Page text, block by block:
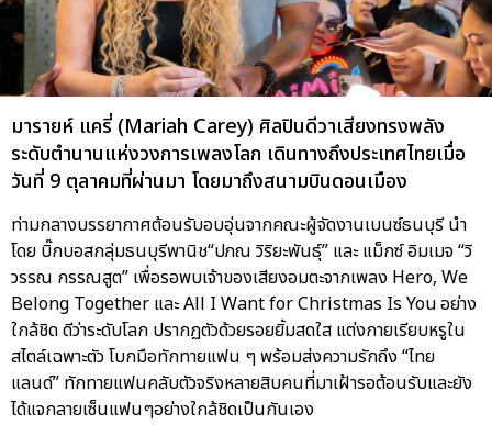
มารายห์ แครี่ (Mariah Carey) ศิลปินดีวาเสียงทรงพลัง
ระดับตำนานแห่งวงการเพลงโลก เดินทางถึงประเทศไทยเมื่อ
วันที่ 9 ตุลาคมที่ผ่านมา โดยมาถึงสนามบินดอนเมือง
ท่ามกลางบรรยากาศต้อนรับอบอุ่นจากคณะผู้จัดงานเบนซ์ธนบุรี นำ
โดย บิ๊กบอสกลุ่มธนบุรีพานิช“ปภณ วิริยะพันธุ์” และ แม็กซ์ อิมเมจ “วิ
วรรณ กรรณสูต” เพื่อรอพบเจ้าของเสียงอมตะจากเพลง Hero, We
Belong Together และ All I Want for Christmas Is You อย่าง
ใกล้ชิด ดีว่าระดับโลก ปรากฏตัวด้วยรอยยิ้มสดใส แต่งกายเรียบหรูใน
สไตล์เฉพาะตัว โบกมือทักทายแฟน ๆ พร้อมส่งความรักถึง “ไทย
แลนด์” ทักทายแฟนคลับตัวจริงหลายสิบคนที่มาเฝ้ารอต้อนรับและยัง
ได้แจกลายเซ็นแฟนๆอย่างใกล้ชิดเป็นกันเอง